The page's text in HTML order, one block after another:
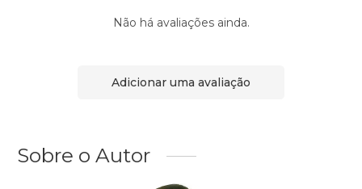
Não há avaliações ainda.
Adicionar uma avaliação
Sobre o Autor